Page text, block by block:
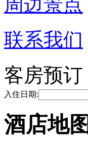
联系我们
客房预订
入住日期:
酒店地图